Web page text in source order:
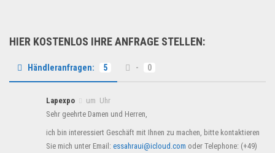
HIER KOSTENLOS IHRE ANFRAGE STELLEN:
Händleranfragen: 5 - 0
Lapexpo
um Uhr
Sehr geehrte Damen und Herren,
ich bin interessiert Geschäft mit Ihnen zu machen, bitte kontaktieren
Sie mich unter Email: essahraui@icloud.com oder Telephone: (+49)